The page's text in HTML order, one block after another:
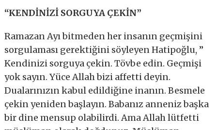
“KENDİNİZİ SORGUYA ÇEKİN”
Ramazan Ayı bitmeden her insanın geçmişini
sorgulaması gerektiğini söyleyen Hatipoğlu, ”
Kendinizi sorguya çekin. Tövbe edin. Geçmişi
yok sayın. Yüce Allah bizi affetti deyin.
Dualarınızın kabul edildiğine inanın. Besmele
çekin yeniden başlayın. Babanız anneniz başka
bir dine mensup olabilirdi. Ama Allah lütfetti